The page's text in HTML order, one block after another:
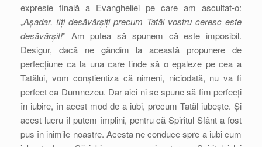
expresie finală a Evangheliei pe care am ascultat-o:
„Așadar, fiți desăvârșiți precum Tatăl vostru ceresc este
desăvârșit!” Am putea să spunem că este imposibil.
Desigur, dacă ne gândim la această propunere de
perfecțiune ca la una care tinde să o egaleze pe cea a
Tatălui, vom conștientiza că nimeni, niciodată, nu va fi
perfect ca Dumnezeu. Dar aici ni se spune să fim perfecți
în iubire, în acest mod de a iubi, precum Tatăl iubește. Și
acest lucru îl putem împlini, pentru că Spiritul Sfânt a fost
pus în inimile noastre. Acesta ne conduce spre a iubi cum